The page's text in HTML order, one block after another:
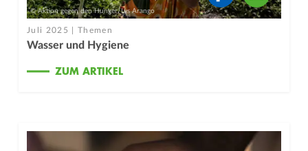
© Aktion gegen den Hunger/Lys Arango
Juli 2025 | Themen
Wasser und Hygiene
ZUM ARTIKEL